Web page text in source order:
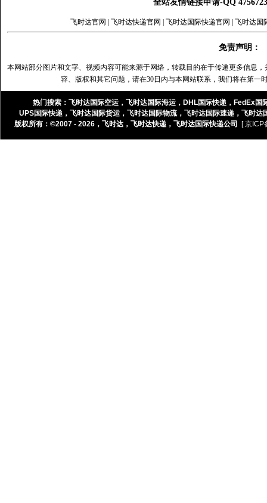
飞时达官网 飞时达快递官网 飞时达国际快递官网 飞时达国
免责声明：
本网站部分图片和文字、视频内容可能来源于网络，转载目的在于传递更多信息
容、版权和其它问题，请在30日内与本网站联系，我们将在第一
热门搜索： 飞时达国际空运 ， 飞时达国际海运 ， DHL国际快递 ， FedEx国
UPS国际快递 ， 飞时达国际货运 ， 飞时达国际物流， 飞时达国际速递 ， 飞时达
版权所有：©2007 - 2026， 飞时达， 飞时达快递， 飞时达国际快递公司 [ 京ICP